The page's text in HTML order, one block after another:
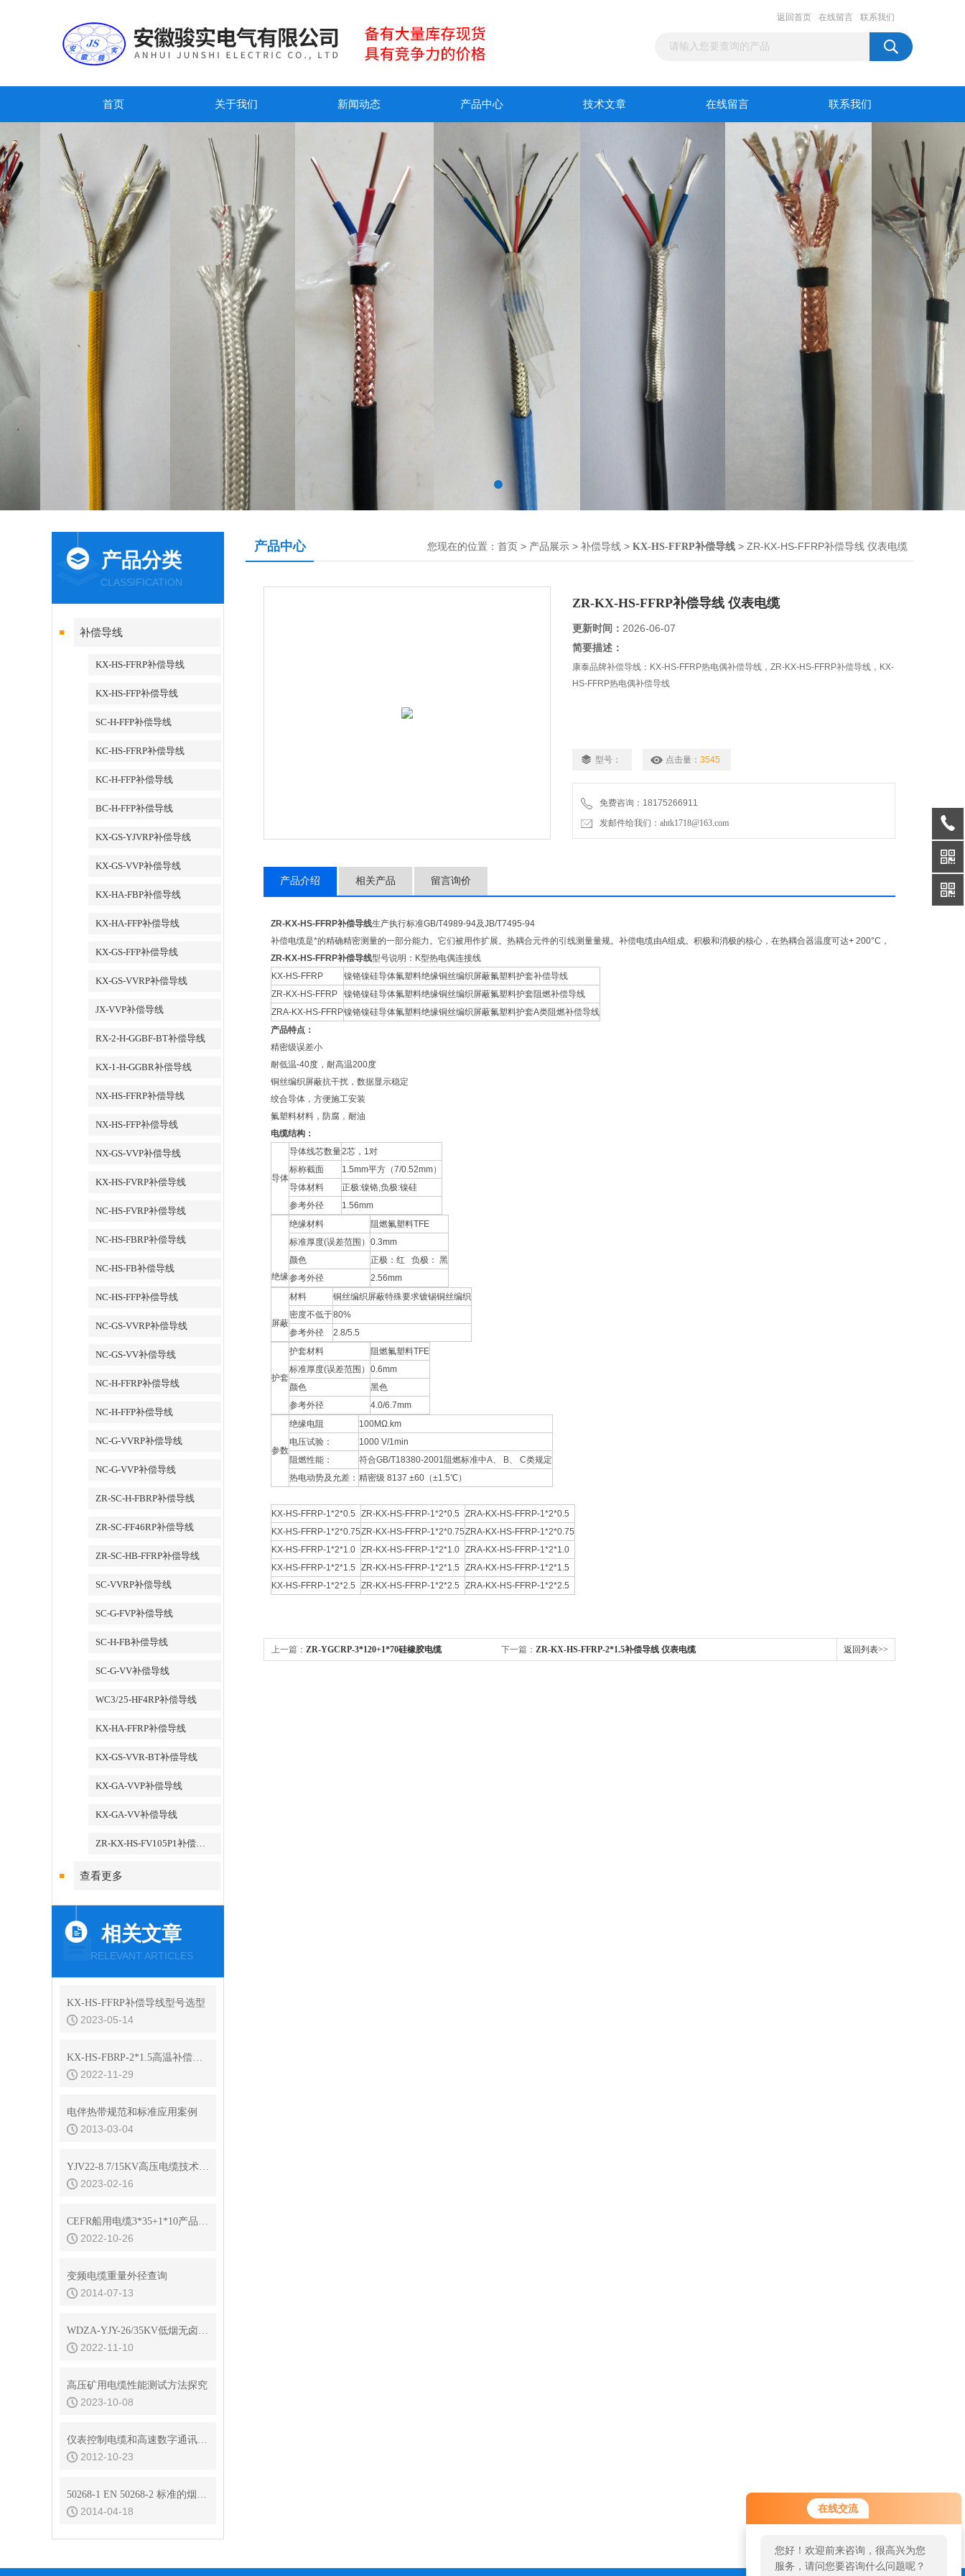
在线交流
您好！欢迎前来咨询，很高兴为您
服务，请问您要咨询什么问题呢？
您好，看您停留很久了，是否找到
了需求产品，您可以直接在线与我
返回首页 在线留言 联系我们
首页 关于我们 新闻动态 产品中心 技术文章 在线留言 联系我们
产品分类
CLASSIFICATION
补偿导线
KX-HS-FFRP补偿导线
KX-HS-FFP补偿导线
SC-H-FFP补偿导线
KC-HS-FFRP补偿导线
KC-H-FFP补偿导线
BC-H-FFP补偿导线
KX-GS-YJVRP补偿导线
KX-GS-VVP补偿导线
KX-HA-FBP补偿导线
KX-HA-FFP补偿导线
KX-GS-FFP补偿导线
KX-GS-VVRP补偿导线
JX-VVP补偿导线
RX-2-H-GGBF-BT补偿导线
KX-1-H-GGBR补偿导线
NX-HS-FFRP补偿导线
NX-HS-FFP补偿导线
NX-GS-VVP补偿导线
KX-HS-FVRP补偿导线
NC-HS-FVRP补偿导线
NC-HS-FBRP补偿导线
NC-HS-FB补偿导线
NC-HS-FFP补偿导线
NC-GS-VVRP补偿导线
NC-GS-VV补偿导线
NC-H-FFRP补偿导线
NC-H-FFP补偿导线
NC-G-VVRP补偿导线
NC-G-VVP补偿导线
ZR-SC-H-FBRP补偿导线
ZR-SC-FF46RP补偿导线
ZR-SC-HB-FFRP补偿导线
SC-VVRP补偿导线
SC-G-FVP补偿导线
SC-H-FB补偿导线
SC-G-VV补偿导线
WC3/25-HF4RP补偿导线
KX-HA-FFRP补偿导线
KX-GS-VVR-BT补偿导线
KX-GA-VVP补偿导线
KX-GA-VV补偿导线
ZR-KX-HS-FV105P1补偿导线
查看更多
相关文章
RELEVANT ARTICLES
KX-HS-FFRP补偿导线型号选型
2023-05-14
KX-HS-FBRP-2*1.5高温补偿导线规格书
2022-11-29
电伴热带规范和标准应用案例
2013-03-04
YJV22-8.7/15KV高压电缆技术参数
2023-02-16
CEFR船用电缆3*35+1*10产品规格书
2022-10-26
变频电缆重量外径查询
2014-07-13
WDZA-YJY-26/35KV低烟无卤高压电缆结构参数
2022-11-10
高压矿用电缆性能测试方法探究
2023-10-08
仪表控制电缆和高速数字通讯电缆的芯线电容
2012-10-23
50268-1 EN 50268-2 标准的烟密度试验
2014-04-18
产品中心 您现在的位置： 首页 > 产品展示 > 补偿导线 > KX-HS-FFRP补偿导线 > ZR-KX-HS-FFRP补偿导线 仪表电缆
ZR-KX-HS-FFRP补偿导线 仪表电缆
更新时间： 2026-06-07
简要描述：
康泰品牌补偿导线：KX-HS-FFRP热电偶补偿导线，ZR-KX-HS-FFRP补偿导线，KX-
HS-FFRP热电偶补偿导线
型号： 点击量： 3545
免费咨询：18175266911
发邮件给我们：ahtk1718@163.com
产品介绍 相关产品 留言询价
ZR-KX-HS-FFRP补偿导线生产执行标准GB/T4989-94及JB/T7495-94
补偿电缆是*的精确精密测量的一部分能力。它们被用作扩展。热耦合元件的引线测量量规。补偿电缆由A组成。积极和消极的核心，在热耦合器温度可达+ 200°C，
ZR-KX-HS-FFRP补偿导线型号说明：K型热电偶连接线
KX-HS-FFRP
镍铬镍硅导体氟塑料绝缘铜丝编织屏蔽氟塑料护套补偿导线
ZR-KX-HS-FFRP
镍铬镍硅导体氟塑料绝缘铜丝编织屏蔽氟塑料护套阻燃补偿导线
ZRA-KX-HS-FFRP镍铬镍硅导体氟塑料绝缘铜丝编织屏蔽氟塑料护套A类阻燃补偿导线
产品特点：
精密级误差小
耐低温-40度，耐高温200度
铜丝编织屏蔽抗干扰，数据显示稳定
绞合导体，方便施工安装
氟塑料材料，防腐，耐油
电缆结构：
导体
导体线芯数量2芯，1对
标称截面
1.5mm平方（7/0.52mm）
导体材料
正极:镍铬,负极:镍硅
参考外径
1.56mm
绝缘
绝缘材料
阻燃氟塑料TFE
标准厚度(误差范围） 0.3mm
颜色
正极：红 负极： 黑
参考外径
2.56mm
屏蔽
材料
铜丝编织屏蔽特殊要求镀锡铜丝编织
密度不低于80%
参考外径
2.8/5.5
护套
护套材料
阻燃氟塑料TFE
标准厚度(误差范围） 0.6mm
颜色
黑色
参考外径
4.0/6.7mm
参数
绝缘电阻
100MΩ.km
电压试验：
1000 V/1min
阻燃性能：
符合GB/T18380-2001阻燃标准中A、 B、 C类规定
热电动势及允差： 精密级 8137 ±60（±1.5℃）
KX-HS-FFRP-1*2*0.5 ZR-KX-HS-FFRP-1*2*0.5
ZRA-KX-HS-FFRP-1*2*0.5
KX-HS-FFRP-1*2*0.75ZR-KX-HS-FFRP-1*2*0.75ZRA-KX-HS-FFRP-1*2*0.75
KX-HS-FFRP-1*2*1.0 ZR-KX-HS-FFRP-1*2*1.0 ZRA-KX-HS-FFRP-1*2*1.0
KX-HS-FFRP-1*2*1.5
ZR-KX-HS-FFRP-1*2*1.5
ZRA-KX-HS-FFRP-1*2*1.5
KX-HS-FFRP-1*2*2.5
ZR-KX-HS-FFRP-1*2*2.5 ZRA-KX-HS-FFRP-1*2*2.5
上一篇： ZR-YGCRP-3*120+1*70硅橡胶电缆 下一篇： ZR-KX-HS-FFRP-2*1.5补偿导线 仪表电缆 返回列表>>